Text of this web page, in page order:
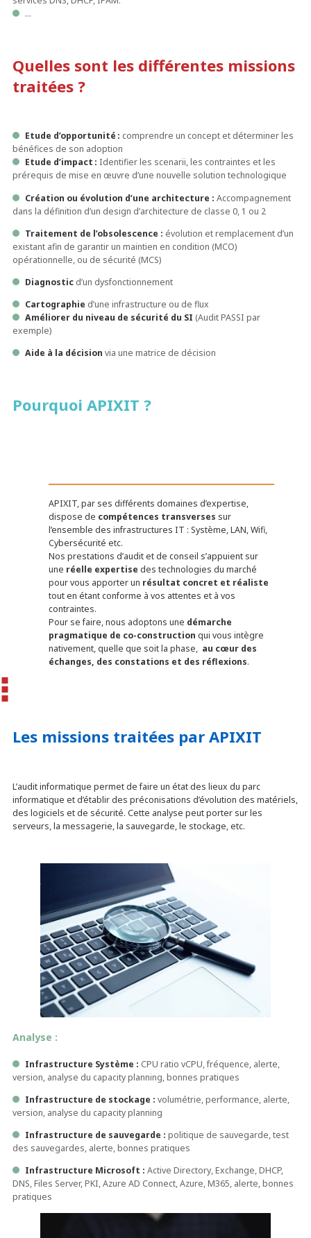
…
Quelles sont les différentes missions
traitées ?
Etude d’opportunité : comprendre un concept et déterminer les
bénéfices de son adoption
Etude d’impact : Identifier les scenarii, les contraintes et les
prérequis de mise en œuvre d’une nouvelle solution technologique
Création ou évolution d’une architecture : Accompagnement
dans la définition d’un design d’architecture de classe 0, 1 ou 2
Traitement de l’obsolescence : évolution et remplacement d’un
existant afin de garantir un maintien en condition (MCO)
opérationnelle, ou de sécurité (MCS)
Diagnostic d’un dysfonctionnement
Cartographie d’une infrastructure ou de flux
Améliorer du niveau de sécurité du SI (Audit PASSI par
exemple)
Aide à la décision via une matrice de décision
Pourquoi APIXIT ?
APIXIT, par ses différents domaines d’expertise,
dispose de compétences transverses sur
l’ensemble des infrastructures IT : Système, LAN, Wifi,
Cybersécurité etc.
Nos prestations d’audit et de conseil s’appuient sur
une réelle expertise des technologies du marché
pour vous apporter un résultat concret et réaliste
tout en étant conforme à vos attentes et à vos
contraintes.
Pour se faire, nous adoptons une démarche
pragmatique de co-construction qui vous intègre
nativement, quelle que soit la phase, au cœur des
échanges, des constations et des réflexions.
Les missions traitées par APIXIT
L’audit informatique permet de faire un état des lieux du parc
informatique et d’établir des préconisations d’évolution des matériels,
des logiciels et de sécurité. Cette analyse peut porter sur les
serveurs, la messagerie, la sauvegarde, le stockage, etc.
Analyse :
Infrastructure Système : CPU ratio vCPU, fréquence, alerte,
version, analyse du capacity planning, bonnes pratiques
Infrastructure de stockage : volumétrie, performance, alerte,
version, analyse du capacity planning
Infrastructure de sauvegarde :politique de sauvegarde, test
des sauvegardes, alerte, bonnes pratiques
Infrastructure Microsoft : Active Directory, Exchange, DHCP,
DNS, Files Server, PKI, Azure AD Connect, Azure, M365, alerte, bonnes
pratiques